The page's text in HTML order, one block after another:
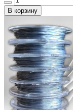
В корзину